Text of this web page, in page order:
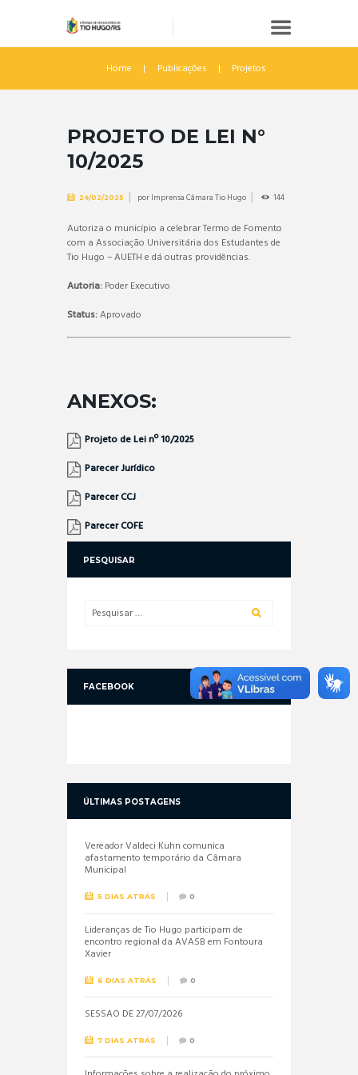
Home Publicações Projetos
PROJETO DE LEI N°
10/2025
24/02/2025 porImprensa Câmara Tio Hugo 144
Autoriza o município a celebrar Termo de Fomento
com a Associação Universitária dos Estudantes de
Tio Hugo – AUETH e dá outras providências.
Autoria: Poder Executivo
Status:Aprovado
ANEXOS:
Projeto de Lei nº 10/2025
Parecer Jurídico
Parecer CCJ
Parecer COFE
PESQUISAR
FACEBOOK
ÚLTIMAS POSTAGENS
Vereador Valdeci Kuhn comunica
afastamento temporário da Câmara
Municipal
5 DIAS ATRÁS 0
Lideranças de Tio Hugo participam de
encontro regional da AVASB em Fontoura
Xavier
6 DIAS ATRÁS 0
SESSÃO DE 27/07/2026
7 DIAS ATRÁS 0